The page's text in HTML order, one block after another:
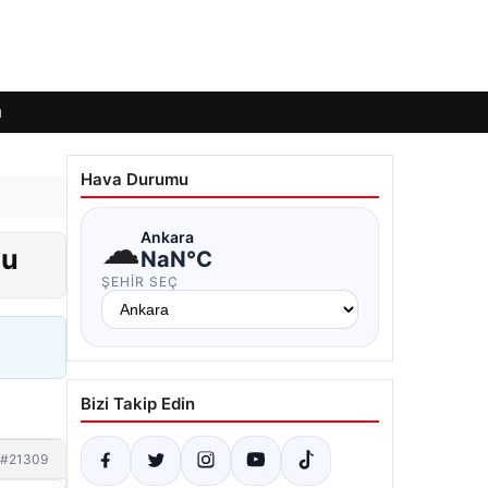
#21309
Hava Durumu
☁Ankara
NaN°C
ŞEHIR SEÇ
Bizi Takip Edin